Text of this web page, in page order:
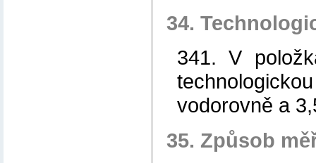
34.
341. V
vodorovně a
35. Způsob